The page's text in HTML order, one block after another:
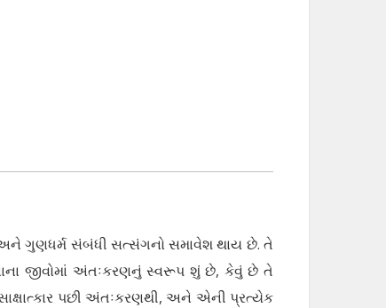
ગુણધર્મ સંબંધી સત્સંગનો સમાવેશ થાય છે. તે
જીવોમાં અંતઃકરણનું સ્વરૂપ શું છે, કેવું છે તે
પછી અંતઃકરણથી, અને એની પ્રત્યેક